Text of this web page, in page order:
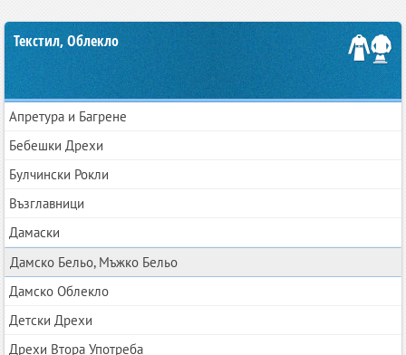
Текстил, Облекло
Апретура и Багрене
Бебешки Дрехи
Булчински Рокли
Възглавници
Дамаски
Дамско Бельо, Мъжко Бельо
Дамско Облекло
Детски Дрехи
Дрехи Втора Употреба